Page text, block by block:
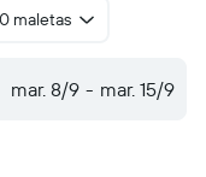
maletas
mar. 8/9 - mar. 15/9